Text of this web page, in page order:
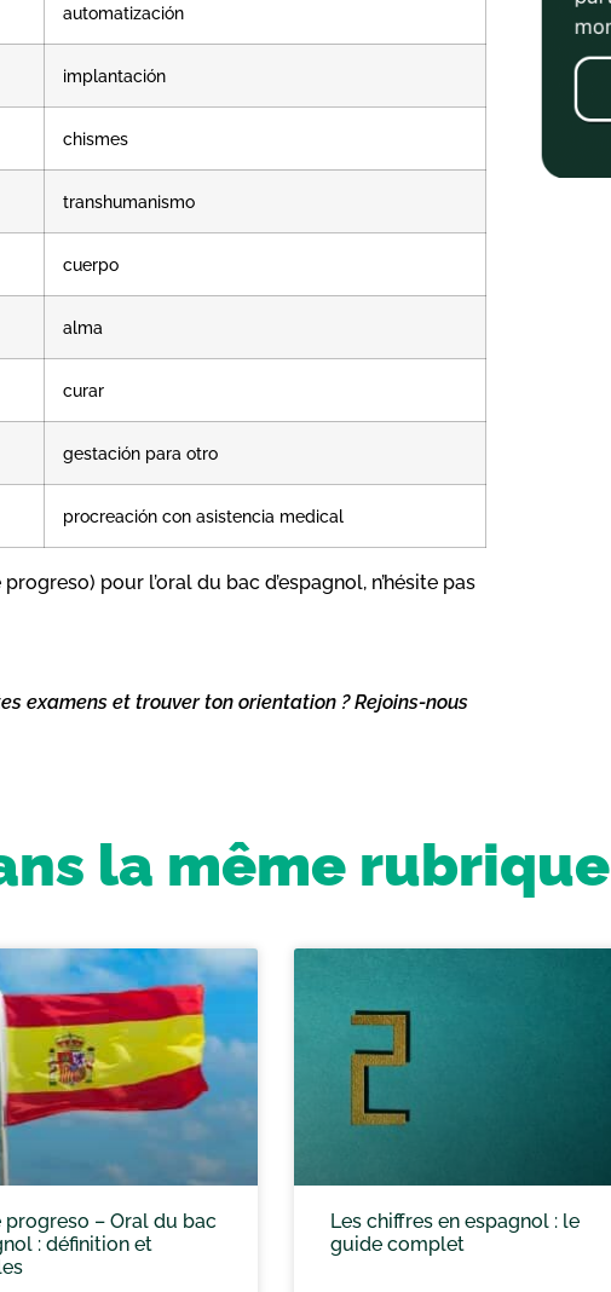
automatización
implantación
chismes
transhumanismo
cuerpo
alma
curar
gestación para otro
procreación con asistencia medical
pour l’oral du bac d’espagnol, n’hésite pas
examens et trouver ton orientation ? Rejoins-nous
la même rubrique
progreso – Oral du bac
: définition et
Les chiffres en espagnol : le
guide complet